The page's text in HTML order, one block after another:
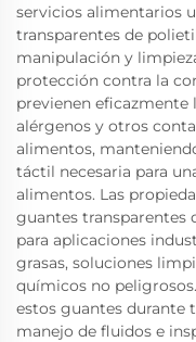
servicios alimentarios
transparentes de
manipulación y
protección contra la
previenen eficazmente
alérgenos y otros
alimentos,
táctil necesaria para
alimentos. Las
guantes transparentes
para aplicaciones
grasas, soluciones
químicos no
estos guantes durante
manejo de fluidos e